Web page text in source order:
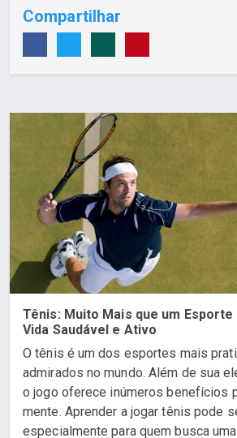
Compartilhar
Tênis: Muito Mais que um Esporte
Vida Saudável e Ativo
O tênis é um dos esportes mais
admirados no mundo. Além de sua
o jogo oferece inúmeros benefícios
mente. Aprender a jogar tênis pode
especialmente para quem busca